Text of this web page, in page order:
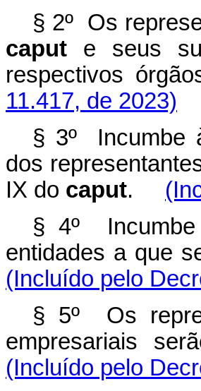
§ 2º Os
caput e seus
respectivos
11.417, de 2023)
§ 3º Incumbe
dos
IX do caput.
§ 4º Incumbe
entidades a que
(Incluído pelo
§ 5º Os
empresariais
(Incluído pelo